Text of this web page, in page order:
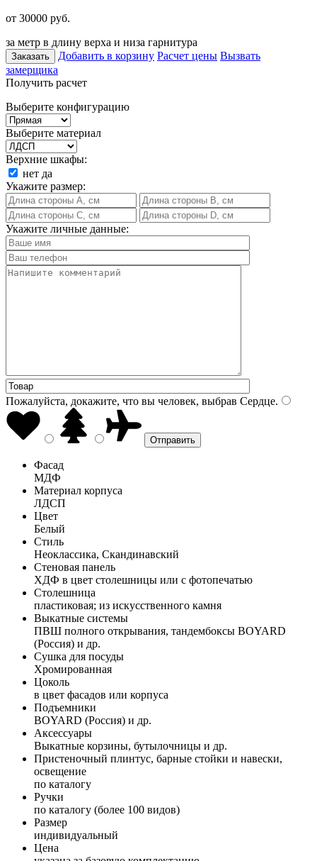
от 30000 руб.
за метр в длину верха и низа гарнитура
Заказать Добавить в корзину Расчет цены Вызвать
замерщика
Получить расчет
Выберите конфигурацию
Выберите материал
Верхние шкафы:
нет да
Укажите размер:
Укажите личные данные:
Пожалуйста, докажите, что вы человек, выбрав Сердце.
Фасад
МДФ
Материал корпуса
ЛДСП
Цвет
Белый
Стиль
Неоклассика, Скандинавский
Стеновая панель
ХДФ в цвет столешницы или с фотопечатью
Столешница
пластиковая; из искусственного камня
Выкатные системы
ПВШ полного открывания, тандембоксы BOYARD
(Россия) и др.
Сушка для посуды
Хромированная
Цоколь
в цвет фасадов или корпуса
Подъемники
BOYARD (Россия) и др.
Аксессуары
Выкатные корзины, бутылочницы и др.
Пристеночный плинтус, барные стойки и навески,
освещение
по каталогу
Ручки
по каталогу (более 100 видов)
Размер
индивидуальный
Цена